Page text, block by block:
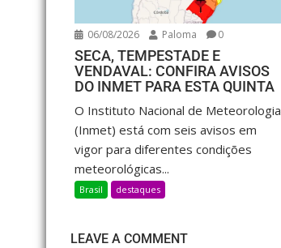
06/08/2026 Paloma 0
SECA, TEMPESTADE E
VENDAVAL: CONFIRA AVISOS
DO INMET PARA ESTA QUINTA
O Instituto Nacional de Meteorologia
(Inmet) está com seis avisos em
vigor para diferentes condições
meteorológicas...
Brasil destaques
LEAVE A COMMENT